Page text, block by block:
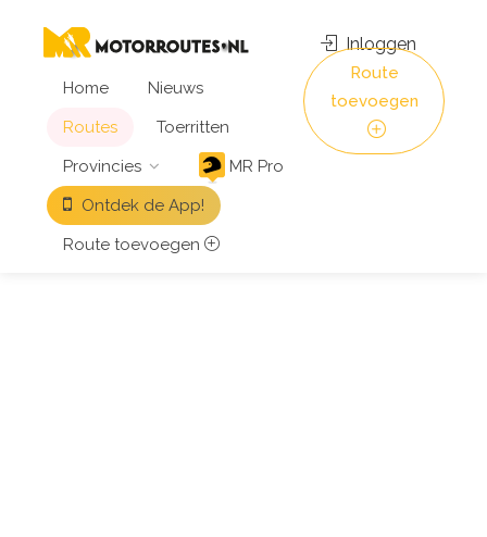
Home
Nieuws
Routes
Toerritten
Provincies
MR Pro
Ontdek de App!
Route toevoegen
Inloggen
Route
toevoegen